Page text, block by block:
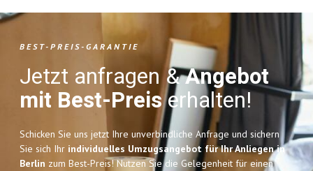
BEST-PREIS-GARANTIE
Jetzt anfragen &Angebot
mit Best-Preiserhalten!
Schicken Sie uns jetzt Ihre unverbindliche Anfrage und sichern
Sie sich Ihr individuelles Umzugsangebot für Ihr Anliegen in
Berlin zum Best-Preis! Nutzen Sie die Gelegenheit für einen